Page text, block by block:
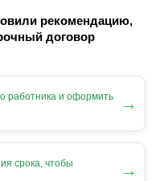
рекомендацию,
договор
работника и оформить
→
срока, чтобы
→